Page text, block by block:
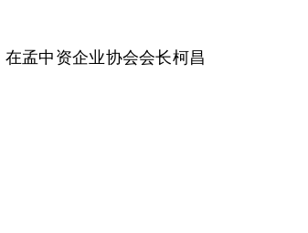
孟中资企业协会会长柯昌